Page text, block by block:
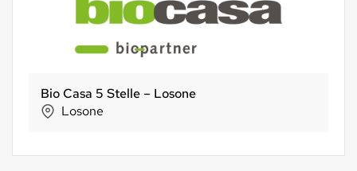
Vier Linden Holzofenbäckerei
Zürich